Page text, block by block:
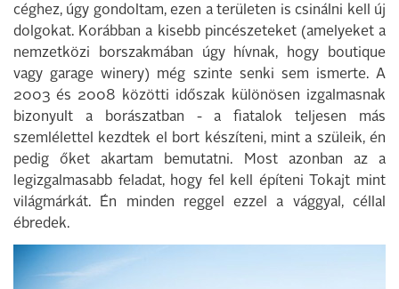
céghez, úgy gondoltam, ezen a területen is csinálni kell új
dolgokat. Korábban a kisebb pincészeteket (amelyeket a
nemzetközi borszakmában úgy hívnak, hogy boutique
vagy garage winery) még szinte senki sem ismerte. A
2003 és 2008 közötti időszak különösen izgalmasnak
bizonyult a borászatban - a fiatalok teljesen más
szemlélettel kezdtek el bort készíteni, mint a szüleik, én
pedig őket akartam bemutatni. Most azonban az a
legizgalmasabb feladat, hogy fel kell építeni Tokajt mint
világmárkát. Én minden reggel ezzel a vággyal, céllal
ébredek.